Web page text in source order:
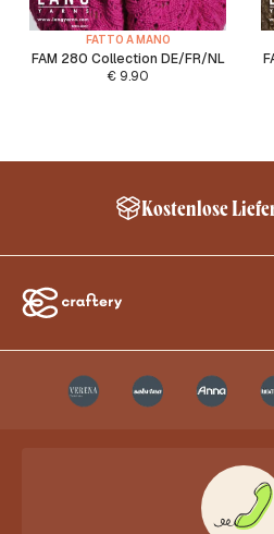
FATTO A MANO
FAM 280 Collection DE/FR/NL
€ 9.90
Kostenlose